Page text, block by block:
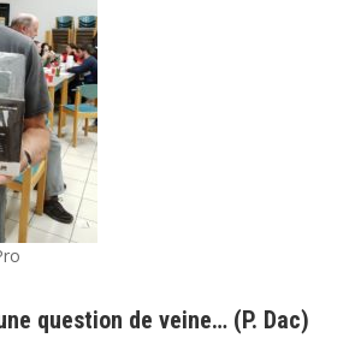
question de veine… (P. Dac)